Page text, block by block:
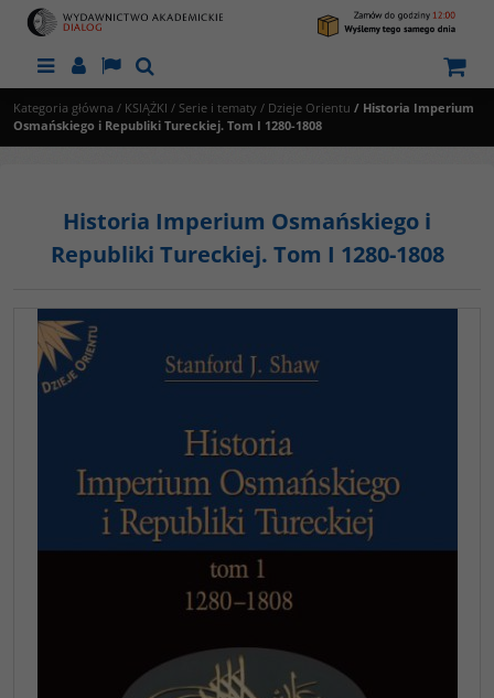
MenuPanelLangSzukaj
Kategoria główna / KSIĄŻKI / Serie i tematy / Dzieje Orientu / Historia Imperium
Osmańskiego i Republiki Tureckiej. Tom I 1280-1808
Historia Imperium Osmańskiego i
Republiki Tureckiej. Tom I 1280-1808